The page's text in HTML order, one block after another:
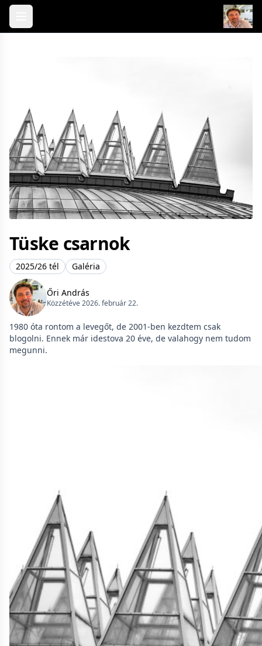
Skip to content
Tüske csarnok
2025/26 tél Galéria
Őri András
Közzétéve 2026. február 22.
1980 óta rontom a levegőt, de 2001-ben kezdtem csak
blogolni. Ennek már idestova 20 éve, de valahogy nem tudom
megunni.